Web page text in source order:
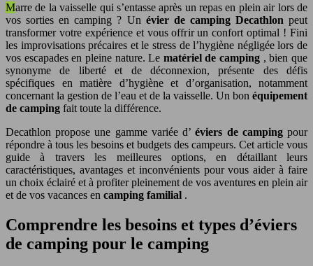
Marre de la vaisselle qui s’entasse après un repas en plein air lors de
vos sorties en camping ? Un évier de camping Decathlonpeut
transformer votre expérience et vous offrir un confort optimal ! Fini
les improvisations précaires et le stress de l’hygiène négligée lors de
vos escapades en pleine nature. Le matériel de camping , bien que
synonyme de liberté et de déconnexion, présente des défis
spécifiques en matière d’hygiène et d’organisation, notamment
concernant la gestion de l’eau et de la vaisselle. Un bon équipement
de camping fait toute la différence.
Decathlon propose une gamme variée d’éviers de campingpour
répondre à tous les besoins et budgets des campeurs. Cet article vous
guide à travers les meilleures options, en détaillant leurs
caractéristiques, avantages et inconvénients pour vous aider à faire
un choix éclairé et à profiter pleinement de vos aventures en plein air
et de vos vacances en camping familial .
Comprendre les besoins et types d’éviers
de camping pour le camping